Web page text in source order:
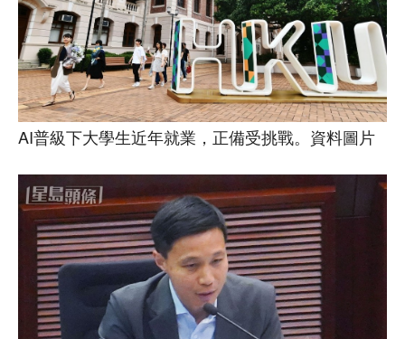
AI普級下大學生近年就業，正備受挑戰。資料圖片